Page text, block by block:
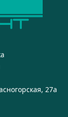
27а